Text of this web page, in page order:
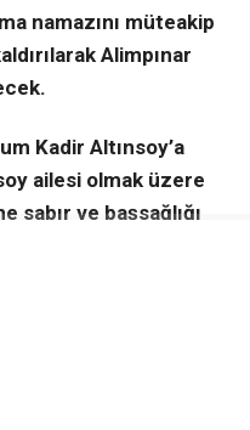
namazını müteakip
Alimpınar
Kadir Altınsoy’a
ailesi olmak üzere
sabır ve başsağlığı